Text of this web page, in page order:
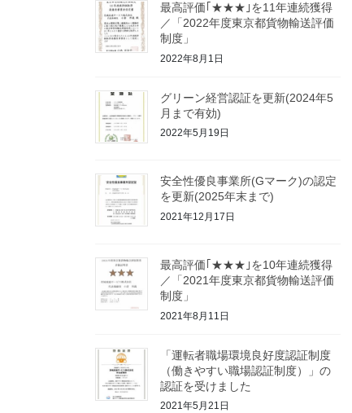
最高評価｢★★★｣を11年連続獲得
／「2022年度東京都貨物輸送評価
制度」
2022年8月1日
グリーン経営認証を更新(2024年5
月まで有効)
2022年5月19日
安全性優良事業所(Gマーク)の認定
を更新(2025年末まで)
2021年12月17日
最高評価｢★★★｣を10年連続獲得
／「2021年度東京都貨物輸送評価
制度」
2021年8月11日
「運転者職場環境良好度認証制度
（働きやすい職場認証制度）」の
認証を受けました
2021年5月21日